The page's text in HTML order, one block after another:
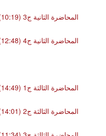
Management, L2, P3 المحاضرة الثانية ج3 (10:19)
Management, L2, P4 المحاضرة الثانية ج4 (12:48)
Management, L3, P1 المحاضرة الثالثة ج1 (14:49)
Management, L3, P2 المحاضرة الثالثة ج2 (14:01)